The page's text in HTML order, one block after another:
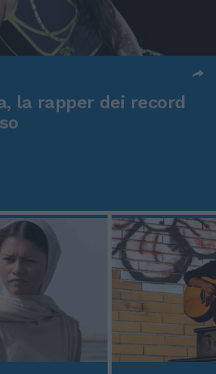
la rapper dei record